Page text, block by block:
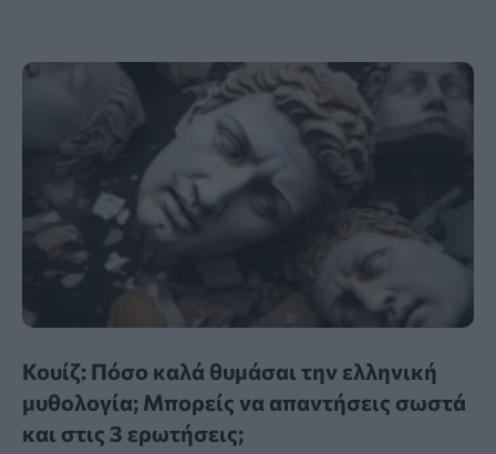
Κουίζ: Πόσο καλά θυμάσαι την ελληνική
μυθολογία; Μπορείς να απαντήσεις σωστά
και στις 3 ερωτήσεις;